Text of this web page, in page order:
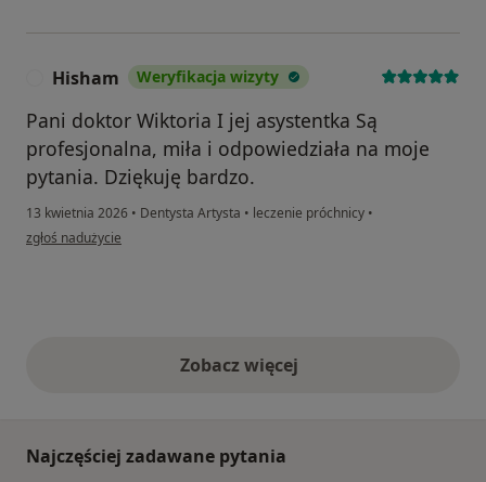
Hisham Weryfikacja wizyty
Pani doktor Wiktoria I jej asystentka Są
profesjonalna, miła i odpowiedziała na moje
pytania. Dziękuję bardzo.
13 kwietnia 2026 • Dentysta Artysta • leczenie próchnicy •
w opinii użytkownika Hisham
zgłoś nadużycie
Zobacz więcejopinie powyżej
Najczęściej zadawane pytania